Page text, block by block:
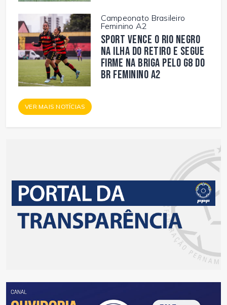
Campeonato Brasileiro
Feminino A2
Sport vence o Rio Negro
na Ilha do Retiro e segue
firme na briga pelo G8 do
BR Feminino A2
VER MAIS NOTÍCIAS